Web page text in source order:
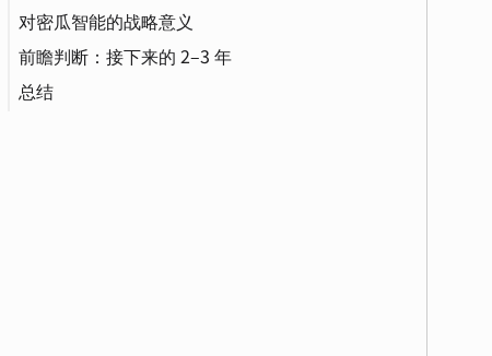
vGPU（虚拟 GPU）
调度机制：不是替换，而是增强
训练（Training）
云原生（Cloud Native）
大模型（Large Language Model）
对密瓜智能的战略意义
双层机制：开源 vs 商业
商业化的正确落点
前瞻判断：接下来的 2–3 年
硬件形态和供应链正在变得更复杂
总结